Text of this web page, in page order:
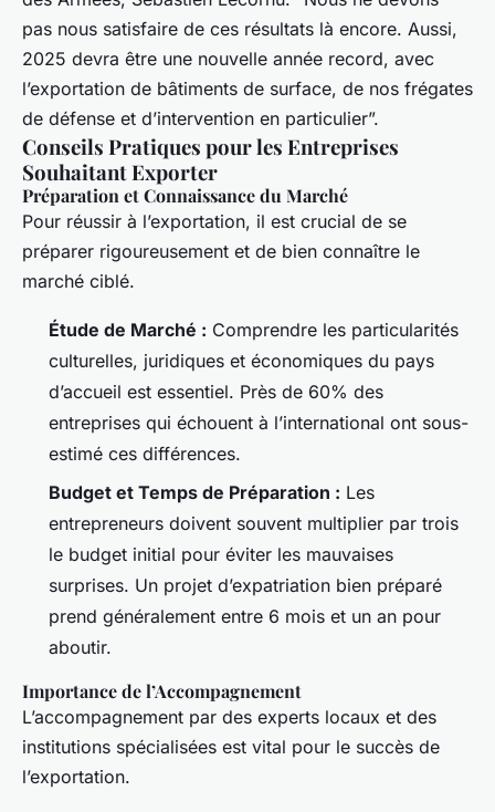
pas nous satisfaire de ces résultats là encore. Aussi,
2025 devra être une nouvelle année record, avec
l’exportation de bâtiments de surface, de nos frégates
de défense et d’intervention en particulier”.
Conseils Pratiques pour les Entreprises
Souhaitant Exporter
Préparation et Connaissance du Marché
Pour réussir à l’exportation, il est crucial de se
préparer rigoureusement et de bien connaître le
marché ciblé.
Étude de Marché : Comprendre les particularités
culturelles, juridiques et économiques du pays
d’accueil est essentiel. Près de 60% des
entreprises qui échouent à l’international ont sous-
estimé ces différences.
Budget et Temps de Préparation : Les
entrepreneurs doivent souvent multiplier par trois
le budget initial pour éviter les mauvaises
surprises. Un projet d’expatriation bien préparé
prend généralement entre 6 mois et un an pour
aboutir.
Importance de l’Accompagnement
L’accompagnement par des experts locaux et des
institutions spécialisées est vital pour le succès de
l’exportation.